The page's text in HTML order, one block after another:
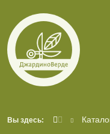
Вы здесь: